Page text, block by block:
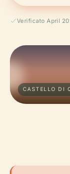
Verificato April
CASTELLO DI